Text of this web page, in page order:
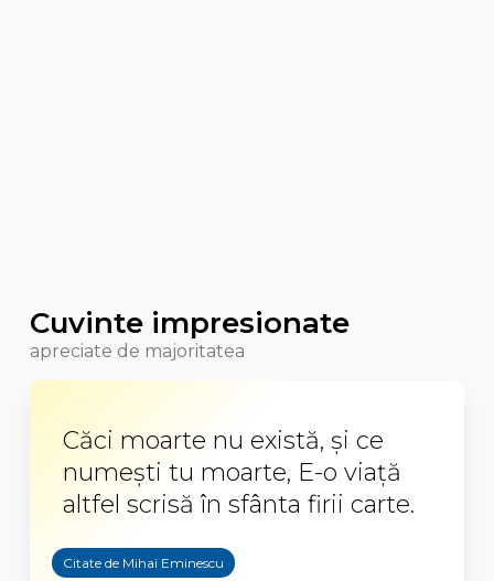
Cuvinte impresionate
apreciate de majoritatea
Căci moarte nu există, și ce
numești tu moarte, E-o viață
altfel scrisă în sfânta firii carte.
Citate de Mihai Eminescu